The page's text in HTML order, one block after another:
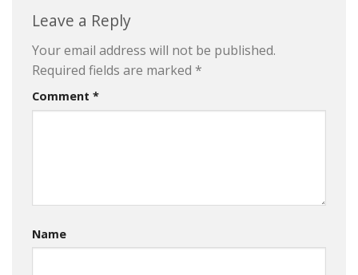
Leave a Reply
Your email address will not be published.
Required fields are marked *
Comment *
Name